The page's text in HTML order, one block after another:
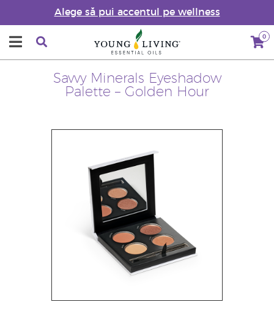
Alege să pui accentul pe wellness
0
Savvy Minerals Eyeshadow
Palette – Golden Hour